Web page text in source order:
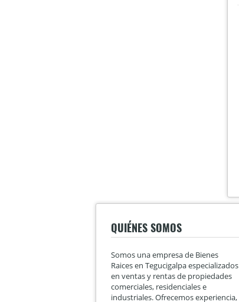
QUIÉNES SOMOS
Somos una empresa de Bienes
Raices en Tegucigalpa especializados
en ventas y rentas de propiedades
comerciales, residenciales e
industriales. Ofrecemos experiencia,